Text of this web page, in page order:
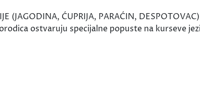
(JAGODINA, ĆUPRIJA, PARAĆIN,
ostvaruju specijalne popuste na kurseve